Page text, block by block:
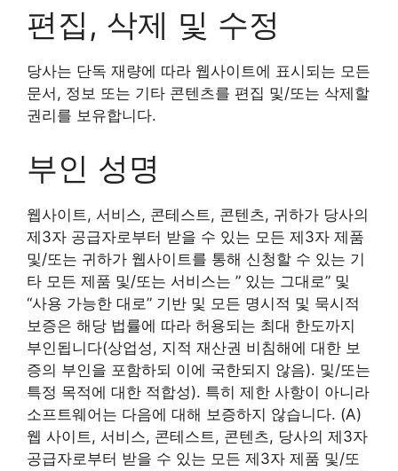
편집, 삭제 및 수정
당사는 단독 재량에 따라 웹사이트에 표시되는 모든
문서, 정보 또는 기타 콘텐츠를 편집 및/또는 삭제할
권리를 보유합니다.
부인 성명
웹사이트, 서비스, 콘테스트, 콘텐츠, 귀하가 당사의
제3자 공급자로부터 받을 수 있는 모든 제3자 제품
및/또는 귀하가 웹사이트를 통해 신청할 수 있는 기
타 모든 제품 및/또는 서비스는 ” 있는 그대로” 및
“사용 가능한 대로” 기반 및 모든 명시적 및 묵시적
보증은 해당 법률에 따라 허용되는 최대 한도까지
부인됩니다(상업성, 지적 재산권 비침해에 대한 보
증의 부인을 포함하되 이에 국한되지 않음). 및/또는
특정 목적에 대한 적합성). 특히 제한 사항이 아니라
소프트웨어는 다음에 대해 보증하지 않습니다. (A)
웹 사이트, 서비스, 콘테스트, 콘텐츠, 당사의 제3자
공급자로부터 받을 수 있는 모든 제3자 제품 및/또